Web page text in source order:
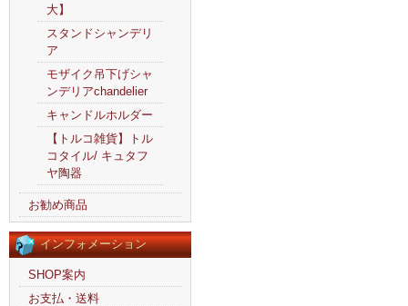
大】
スタンドシャンデリ
ア
モザイク吊下げシャ
ンデリアchandelier
キャンドルホルダー
【トルコ雑貨】トル
コタイル/ キュタフ
ヤ陶器
お勧め商品
インフォメーション
SHOP案内
お支払・送料